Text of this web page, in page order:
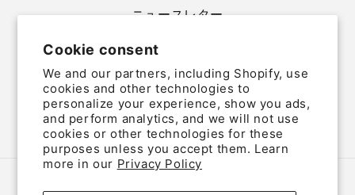
Cookie consent
We and our partners, including Shopify, use
cookies and other technologies to
personalize your experience, show you ads,
and perform analytics, and we will not use
cookies or other technologies for these
purposes unless you accept them. Learn
more in our Privacy Policy
ニュースレター
Email
TwitterFacebookInstagram
Country/region Language